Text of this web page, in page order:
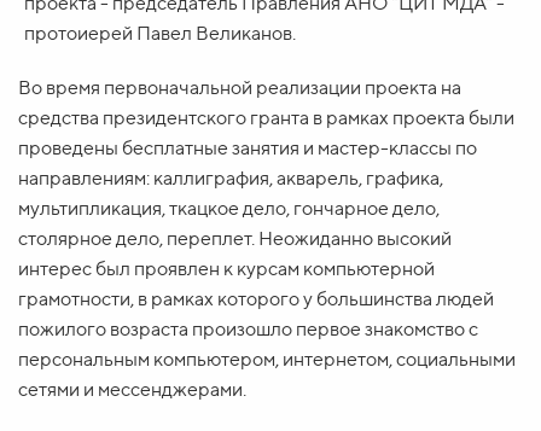
протоиерей Павел Великанов.
Во время первоначальной реализации проекта на
средства президентского гранта в рамках проекта были
проведены бесплатные занятия и мастер-классы по
направлениям: каллиграфия, акварель, графика,
мультипликация, ткацкое дело, гончарное дело,
столярное дело, переплет. Неожиданно высокий
интерес был проявлен к курсам компьютерной
грамотности, в рамках которого у большинства людей
пожилого возраста произошло первое знакомство с
персональным компьютером, интернетом, социальными
сетями и мессенджерами.